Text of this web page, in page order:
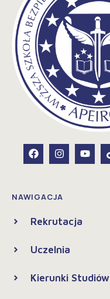
NAWIGACJA
Rekrutacja
Uczelnia
Kierunki Studiów